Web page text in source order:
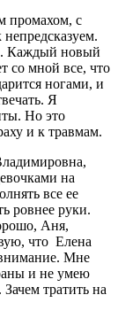
промахом, с
Каждый новый
со мной все, что
ногами, и
Я
Но это
и к травмам.
на
все ее
ровнее руки.
Аня,
что Елена
Мне
и не умею
тратить на